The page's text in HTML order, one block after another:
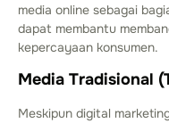
media online sebagai
dapat membantu
kepercayaan konsumen.
Media Tradisional
Meskipun digital